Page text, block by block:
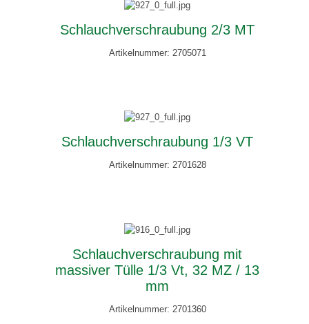
Schlauchverschraubung 2/3 MT
Artikelnummer: 2705071
Schlauchverschraubung 1/3 VT
Artikelnummer: 2701628
Schlauchverschraubung mit
massiver Tülle 1/3 Vt, 32 MZ / 13
mm
Artikelnummer: 2701360